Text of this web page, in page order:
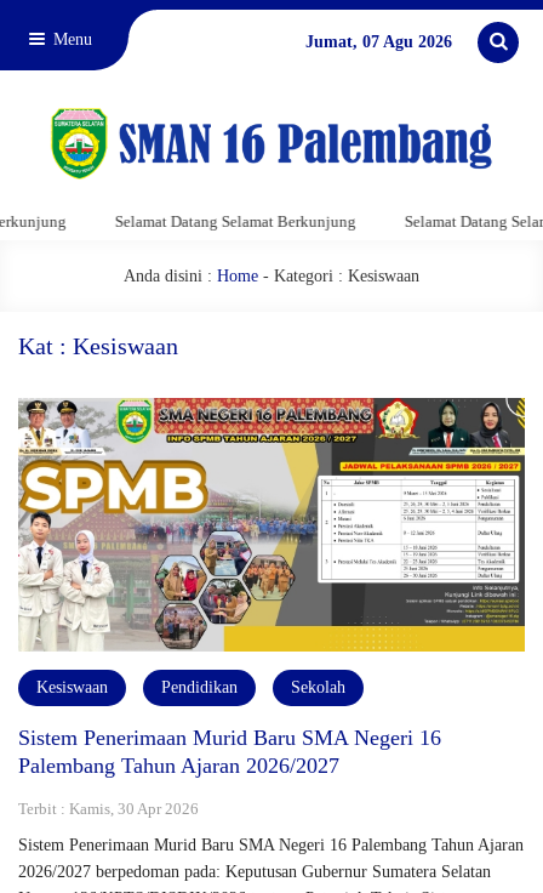
Menu Jumat, 07 Agu 2026
Selamat Datang Selamat Berkunjung Selamat Datang
Anda disini : Home - Kategori : Kesiswaan
Kat : Kesiswaan
Kesiswaan Pendidikan Sekolah
Sistem Penerimaan Murid Baru SMA Negeri 16
Palembang Tahun Ajaran 2026/2027
Terbit : Kamis, 30 Apr 2026
Sistem Penerimaan Murid Baru SMA Negeri 16 Palembang Tahun Ajaran
2026/2027 berpedoman pada: Keputusan Gubernur Sumatera Selatan